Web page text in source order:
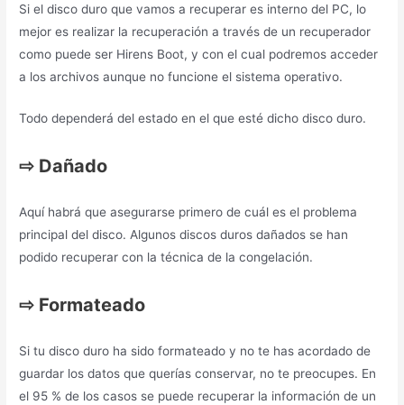
Si el disco duro que vamos a recuperar es interno del PC, lo
mejor es realizar la recuperación a través de un recuperador
como puede ser Hirens Boot, y con el cual podremos acceder
a los archivos aunque no funcione el sistema operativo.
Todo dependerá del estado en el que esté dicho disco duro.
⇨ Dañado
Aquí habrá que asegurarse primero de cuál es el problema
principal del disco. Algunos discos duros dañados se han
podido recuperar con la técnica de la congelación.
⇨ Formateado
Si tu disco duro ha sido formateado y no te has acordado de
guardar los datos que querías conservar, no te preocupes. En
el 95 % de los casos se puede recuperar la información de un